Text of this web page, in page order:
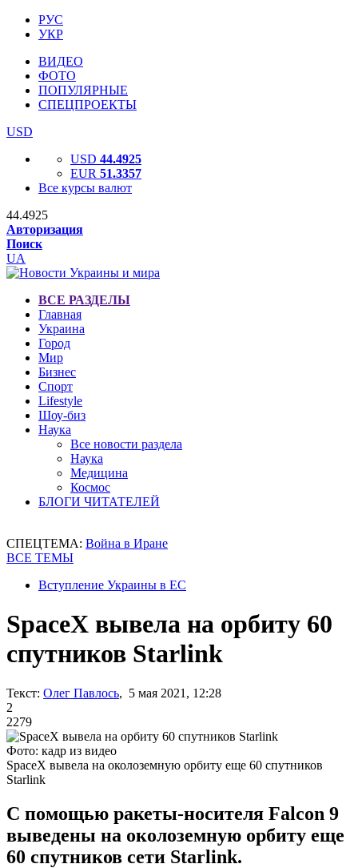
РУС
УКР
ВИДЕО
ФОТО
ПОПУЛЯРНЫЕ
СПЕЦПРОЕКТЫ
USD
USD 44.4925
EUR 51.3357
Все курсы валют
44.4925
Авторизация
Поиск
UA
ВСЕ РАЗДЕЛЫ
Главная
Украина
Город
Мир
Бизнес
Спорт
Lifestyle
Шоу-биз
Наука
Все новости раздела
Наука
Медицина
Космос
БЛОГИ ЧИТАТЕЛЕЙ
СПЕЦТЕМА: Война в Иране
ВСЕ ТЕМЫ
Вступление Украины в ЕС
SpaceX вывела на орбиту 60
спутников Starlink
Текст: Олег Павлось, 5 мая 2021, 12:28
2
2279
Фото: кадр из видео
SpaceX вывела на околоземную орбиту еще 60 спутников
Starlink
С помощью ракеты-носителя Falcon 9
выведены на околоземную орбиту еще
60 спутников сети Starlink.